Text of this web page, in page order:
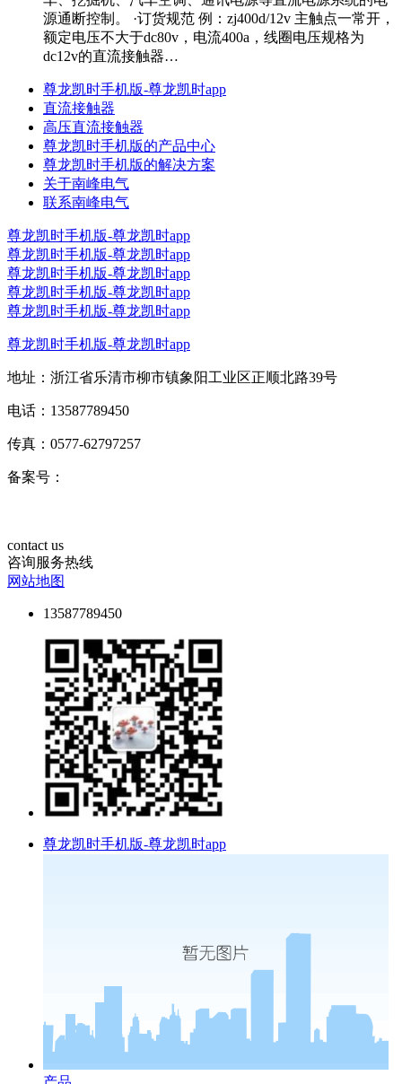
源通断控制。 ·订货规范 例：zj400d/12v 主触点一常开，
额定电压不大于dc80v，电流400a，线圈电压规格为
dc12v的直流接触器…
尊龙凯时手机版-尊龙凯时app
直流接触器
高压直流接触器
尊龙凯时手机版的产品中心
尊龙凯时手机版的解决方案
关于南峰电气
联系南峰电气
尊龙凯时手机版-尊龙凯时app
尊龙凯时手机版-尊龙凯时app
尊龙凯时手机版-尊龙凯时app
尊龙凯时手机版-尊龙凯时app
尊龙凯时手机版-尊龙凯时app
尊龙凯时手机版-尊龙凯时app
地址：浙江省乐清市柳市镇象阳工业区正顺北路39号
电话：13587789450
传真：0577-62797257
备案号：
contact us
咨询服务热线
网站地图
13587789450
尊龙凯时手机版-尊龙凯时app